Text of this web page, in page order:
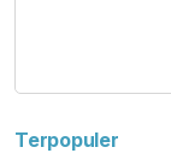
Terpopuler